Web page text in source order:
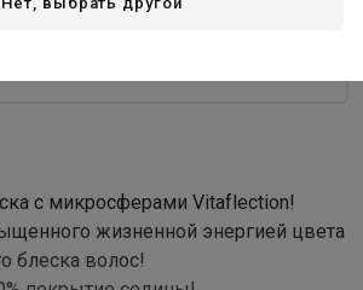
бренда
с микросферами Vitaflection!
жизненной энергией цвета
блеска волос!